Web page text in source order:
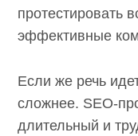
наиболее
Если же речь
сложнее. SEO-
длительный и